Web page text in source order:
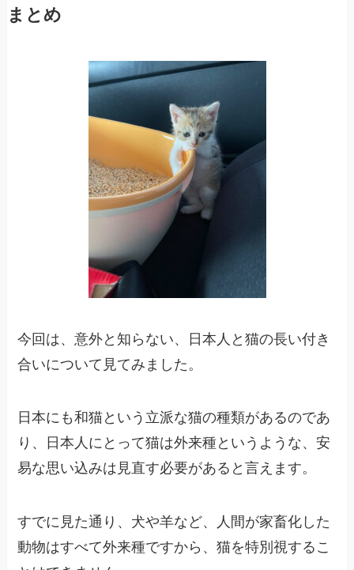
まとめ
今回は、意外と知らない、日本人と猫の長い付き
合いについて見てみました。
日本にも和猫という立派な猫の種類があるのであ
り、日本人にとって猫は外来種というような、安
易な思い込みは見直す必要があると言えます。
すでに見た通り、犬や羊など、人間が家畜化した
動物はすべて外来種ですから、猫を特別視するこ